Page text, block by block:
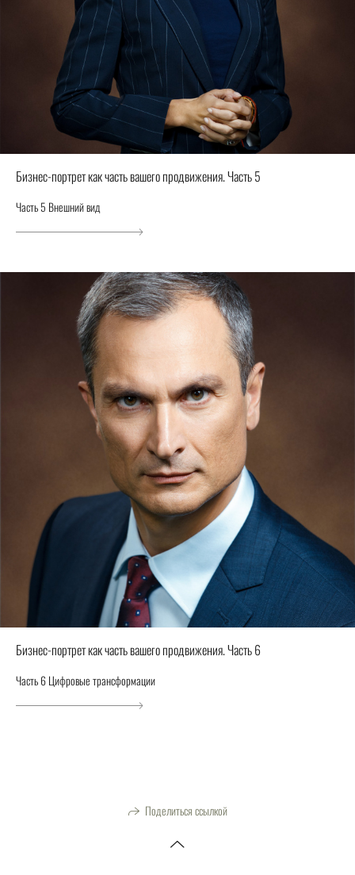
Бизнес-портрет как часть вашего продвижения. Часть 5
Часть 5 Внешний вид
Бизнес-портрет как часть вашего продвижения. Часть 6
Часть 6 Цифровые трансформации
Поделиться ссылкой